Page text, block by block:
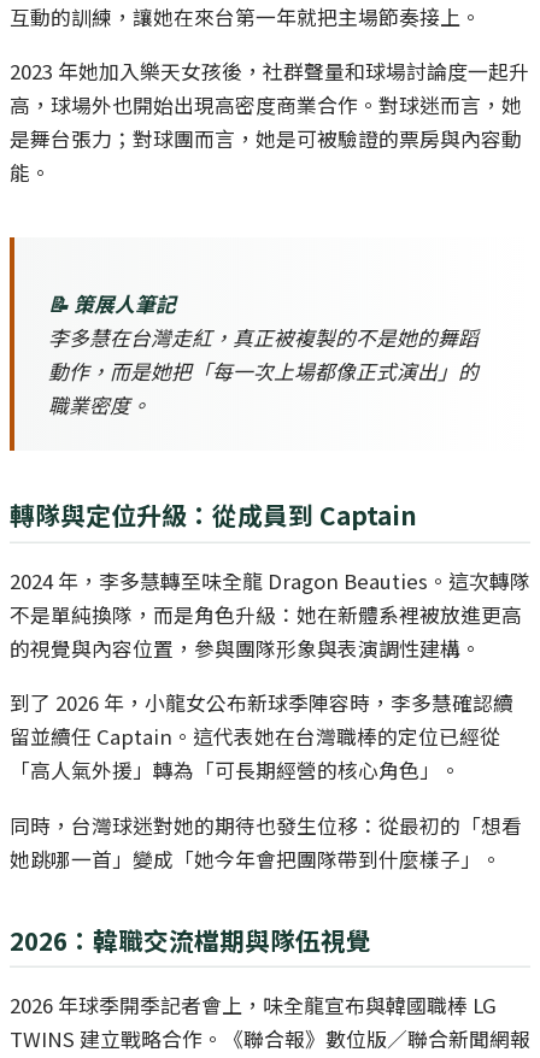
互動的訓練，讓她在來台第一年就把主場節奏接上。
2023 年她加入樂天女孩後，社群聲量和球場討論度一起升
高，球場外也開始出現高密度商業合作。對球迷而言，她
是舞台張力；對球團而言，她是可被驗證的票房與內容動
能。
📝 策展人筆記
李多慧在台灣走紅，真正被複製的不是她的舞蹈
動作，而是她把「每一次上場都像正式演出」的
職業密度。
轉隊與定位升級：從成員到 Captain
2024 年，李多慧轉至味全龍 Dragon Beauties。這次轉隊
不是單純換隊，而是角色升級：她在新體系裡被放進更高
的視覺與內容位置，參與團隊形象與表演調性建構。
到了 2026 年，小龍女公布新球季陣容時，李多慧確認續
留並續任 Captain。這代表她在台灣職棒的定位已經從
「高人氣外援」轉為「可長期經營的核心角色」。
同時，台灣球迷對她的期待也發生位移：從最初的「想看
她跳哪一首」變成「她今年會把團隊帶到什麼樣子」。
2026：韓職交流檔期與隊伍視覺
2026 年球季開季記者會上，味全龍宣布與韓國職棒 LG
TWINS 建立戰略合作。《聯合報》數位版／聯合新聞網報